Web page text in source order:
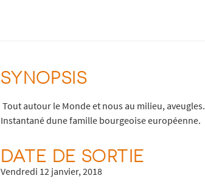
SYNOPSIS
 Tout autour le Monde et nous au milieu, aveugles.
Instantané dune famille bourgeoise européenne.
DATE DE SORTIE
Vendredi 12 janvier, 2018